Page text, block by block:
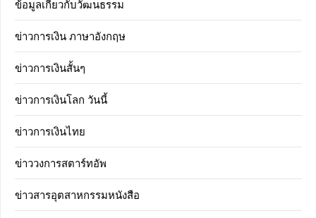
ข้อมูลเกี่ยวกับวัฒนธรรม
ข่าวการเงิน ภาษาอังกฤษ
ข่าวการเงินสั้นๆ
ข่าวการเงินโลก วันนี้
ข่าวการเงินไทย
ข่าววงการสตาร์ทอัพ
ข่าวสารอุตสาหกรรมหนังสือ